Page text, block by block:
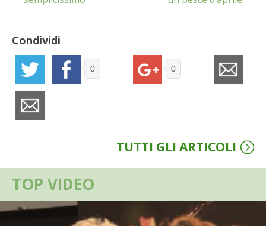
ORTO BIO – TECNICHE DI COLTIVAZIONE
THERMACELL
TAP TRAP
IL MIO 2025
Condividi
0 0
TUTTI GLI ARTICOLI
TOP VIDEO